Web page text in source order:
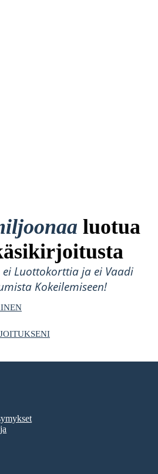
luotua
ei Luottokorttia ja ei Vaadi
Kokeilemiseen!